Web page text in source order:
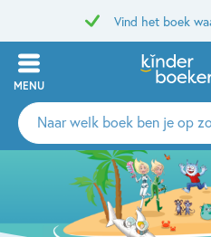
Vind het boek
MENU
Zoeken
naar
uitgevers